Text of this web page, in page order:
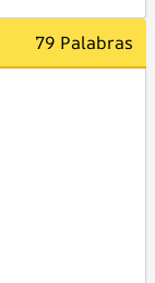
79 Palabras